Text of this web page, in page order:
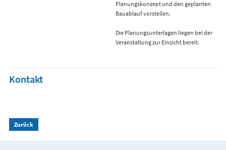
Planungskonzept und den geplanten
Bauablauf vorstellen.
Die Planungsunterlagen liegen bei der
Veranstaltung zur Einsicht bereit.
Kontakt
Zurück